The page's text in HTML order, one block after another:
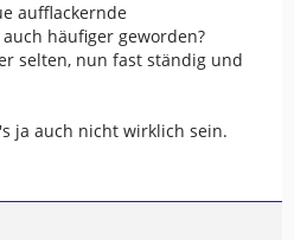
aufflackernde
häufiger geworden?
selten, nun fast ständig und
ja auch nicht wirklich sein.